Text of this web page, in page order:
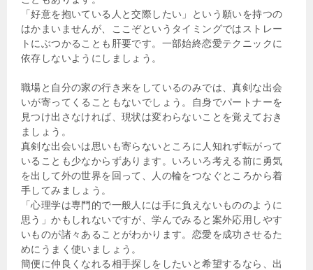
「好意を抱いている人と交際したい」という願いを持つの
はかまいませんが、ここぞというタイミングではストレー
トにぶつかることも肝要です。一部始終恋愛テクニックに
依存しないようにしましょう。
職場と自分の家の行き来をしているのみでは、真剣な出会
いが寄ってくることもないでしょう。自身でパートナーを
見つけ出さなければ、現状は変わらないことを覚えておき
ましょう。
真剣な出会いは思いも寄らないところに人知れず転がって
いることも少なからずあります。いろいろ考える前に勇気
を出して外の世界を回って、人の輪をつなぐところから着
手してみましょう。
「心理学は専門的で一般人には手に負えないもののように
思う」かもしれないですが、学んでみると案外応用しやす
いものが諸々あることがわかります。恋愛を成功させるた
めにうまく使いましょう。
簡便に仲良くなれる相手探しをしたいと希望するなら、出